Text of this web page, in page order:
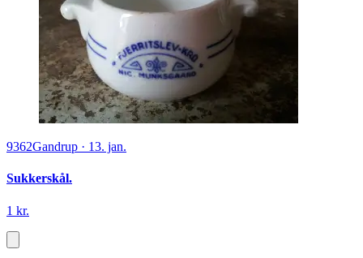
9362Gandrup · 13. jan.
Sukkerskål.
1 kr.